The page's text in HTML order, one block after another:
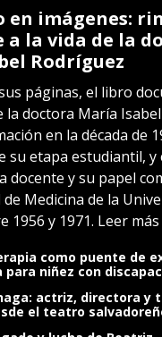
en imágenes:
a la vida de la
Rodríguez
páginas, el libro
la doctora María
en la década de
su etapa estudiantil, y
docente y su papel
de Medicina de la
1956 y 1971. Leer más
como puente de
para niñez con
actriz, directora y
el teatro